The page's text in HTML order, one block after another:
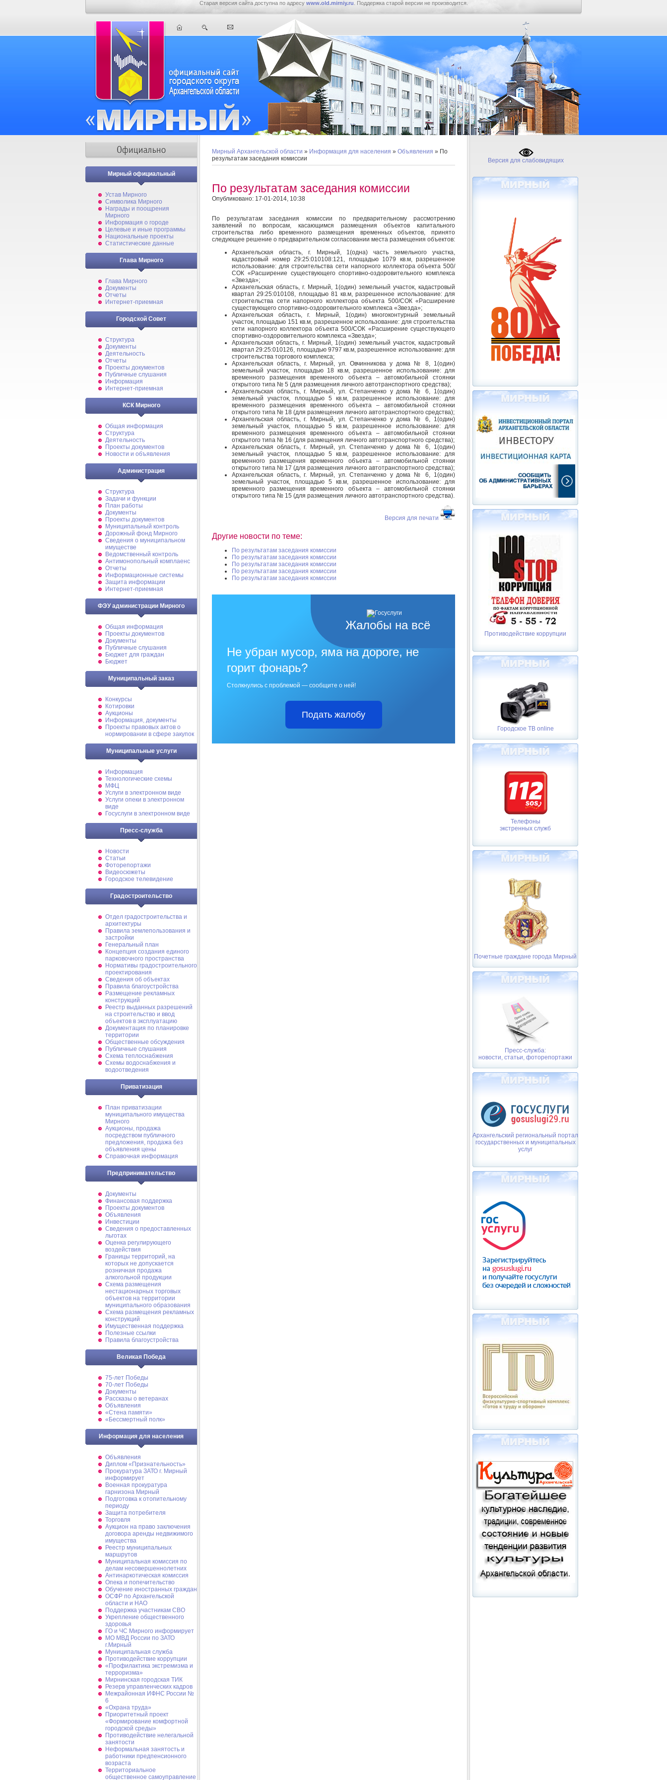
Старая версия сайта доступна по адресу www.old.mirniy.ru . Поддержка старой версии не производится.
Мирный официальный
Устав Мирного
Символика Мирного
Награды и поощрения
Мирного
Информация о городе
Целевые и иные программы
Национальные проекты
Статистические данные
Глава Мирного
Глава Мирного
Документы
Отчеты
Интернет-приемная
Городской Совет
Структура
Документы
Деятельность
Отчеты
Проекты документов
Публичные слушания
Информация
Интернет-приемная
КСК Мирного
Общая информация
Структура
Деятельность
Проекты документов
Новости и объявления
Администрация
Структура
Задачи и функции
План работы
Документы
Проекты документов
Муниципальный контроль
Дорожный фонд Мирного
Cведения о муниципальном
имуществе
Ведомственный контроль
Антимонопольный комплаенс
Отчеты
Информационные системы
Защита информации
Интернет-приемная
ФЭУ администрации Мирного
Общая информация
Проекты документов
Документы
Публичные слушания
Бюджет для граждан
Бюджет
Муниципальный заказ
Конкурсы
Котировки
Аукционы
Информация, документы
Проекты правовых актов о
нормировании в сфере закупок
Муниципальные услуги
Информация
Технологические схемы
МФЦ
Услуги в электронном виде
Услуги опеки в электронном
виде
Госуслуги в электронном виде
Пресс-служба
Новости
Статьи
Фоторепортажи
Видеосюжеты
Городское телевидение
Градостроительство
Отдел градостроительства и
архитектуры
Правила землепользования и
застройки
Генеральный план
Концепция создания единого
парковочного пространства
Нормативы градостроительного
проектирования
Сведения об объектах
Правила благоустройства
Размещение рекламных
конструкций
Реестр выданных разрешений
на строительство и ввод
объектов в эксплуатацию
Документация по планировке
территории
Общественные обсуждения
Публичные слушания
Схема теплоснабжения
Схемы водоснабжения и
водоотведения
Приватизация
План приватизации
муниципального имущества
Мирного
Аукционы, продажа
посредством публичного
предложения, продажа без
объявления цены
Справочная информация
Предпринимательство
Документы
Финансовая поддержка
Проекты документов
Объявления
Инвестиции
Сведения о предоставленных
льготах
Оценка регулирующего
воздействия
Границы территорий, на
которых не допускается
розничная продажа
алкогольной продукции
Схема размещения
нестационарных торговых
объектов на территории
муниципального образования
Схема размещения рекламных
конструкций
Имущественная поддержка
Полезные ссылки
Правила благоустройства
Великая Победа
75-лет Победы
70-лет Победы
Документы
Рассказы о ветеранах
Объявления
«Стена памяти»
«Бессмертный полк»
Информация для населения
Объявления
Диплом «Признательность»
Прокуратура ЗАТО г. Мирный
информирует
Военная прокуратура
гарнизона Мирный
Подготовка к отопительному
периоду
Защита потребителя
Торговля
Аукцион на право заключения
договора аренды недвижимого
имущества
Реестр муниципальных
маршрутов
Муниципальная комиссия по
делам несовершеннолетних
Антинаркотическая комиссия
Опека и попечительство
Обучение иностранных граждан
ОСФР по Архангельской
области и НАО
Поддержка участникам СВО
Укрепление общественного
здоровья
ГО и ЧС Мирного информирует
МО МВД России по ЗАТО
г.Мирный
Муниципальная cлужба
Противодействие коррупции
«Профилактика экстремизма и
терроризма»
Мирнинская городская ТИК
Резерв управленческих кадров
Межрайонная ИФНС России №
6
«Охрана труда»
Приоритетный проект
«Формирование комфортной
городской среды»
Противодействие нелегальной
занятости
Неформальная занятость и
работники предпенсионного
возраста
Территориальное
общественное самоуправление
Мирный Архангельской области » Информация для населения » Объявления » По
результатам заседания комиссии
По результатам заседания комиссии
Опубликовано: 17-01-2014, 10:38
По результатам заседания комиссии по предварительному рассмотрению
заявлений по вопросам, касающимся размещения объектов капитального
строительства либо временного размещения временных объектов, принято
следующее решение о предварительном согласовании места размещения объектов:
Архангельская область, г. Мирный, 1(одна) часть земельного участка,
кадастровый номер 29:25:010108:121, площадью 1079 кв.м, разрешенное
использование: для строительства сети напорного коллектора объекта 500/
СОК «Расширение существующего спортивно-оздоровительного комплекса
«Звезда»;
Архангельская область, г. Мирный, 1(один) земельный участок, кадастровый
квартал 29:25:010108, площадью 81 кв.м, разрешенное использование: для
строительства сети напорного коллектора объекта 500/СОК «Расширение
существующего спортивно-оздоровительного комплекса «Звезда»;
Архангельская область, г. Мирный, 1(один) многоконтурный земельный
участок, площадью 151 кв.м, разрешенное использование: для строительства
сети напорного коллектора объекта 500/СОК «Расширение существующего
спортивно-оздоровительного комплекса «Звезда»;
Архангельская область, г. Мирный, 1(один) земельный участок, кадастровый
квартал 29:25:010126, площадью 9797 кв.м, разрешенное использование: для
строительства торгового комплекса;
Архангельская область, г. Мирный, ул. Овчинникова у дома № 8, 1(один)
земельный участок, площадью 18 кв.м, разрешенное использование: для
временного размещения временного объекта – автомобильной стоянки
открытого типа № 5 (для размещения личного автотранспортного средства);
Архангельская область, г. Мирный, ул. Степанченко у дома № 6, 1(один)
земельный участок, площадью 5 кв.м, разрешенное использование: для
временного размещения временного объекта – автомобильной стоянки
открытого типа № 18 (для размещения личного автотранспортного средства);
Архангельская область, г. Мирный, ул. Степанченко у дома № 6, 1(один)
земельный участок, площадью 5 кв.м, разрешенное использование: для
временного размещения временного объекта – автомобильной стоянки
открытого типа № 16 (для размещения личного автотранспортного средства);
Архангельская область, г. Мирный, ул. Степанченко у дома № 6, 1(один)
земельный участок, площадью 5 кв.м, разрешенное использование: для
временного размещения временного объекта – автомобильной стоянки
открытого типа № 17 (для размещения личного автотранспортного средства);
Архангельская область, г. Мирный, ул. Степанченко у дома № 6, 1(один)
земельный участок, площадью 5 кв.м, разрешенное использование: для
временного размещения временного объекта – автомобильной стоянки
открытого типа № 15 (для размещения личного автотранспортного средства).
Версия для печати
Другие новости по теме:
По результатам заседания комиссии
По результатам заседания комиссии
По результатам заседания комиссии
По результатам заседания комиссии
По результатам заседания комиссии
Жалобы на всё
Не убран мусор, яма на дороге, не
горит фонарь?
Столкнулись с проблемой — сообщите о ней!
Подать жалобу
Версия для слабовидящих
Противодействие коррупции
Городское ТВ online
Телефоны
экстренных служб
Почетные граждане города Мирный
Пресс-служба:
новости, статьи, фоторепортажи
Архангельский региональный портал
государственных и муниципальных
услуг